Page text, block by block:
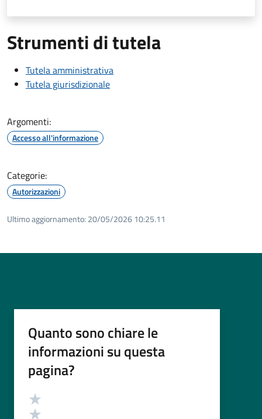
Strumenti di tutela
Tutela amministrativa
Tutela giurisdizionale
Argomenti:
Accesso all'informazione
Categorie:
Autorizzazioni
Ultimo aggiornamento: 20/05/2026 10:25.11
Quanto sono chiare le
informazioni su questa
pagina?
Valutazione